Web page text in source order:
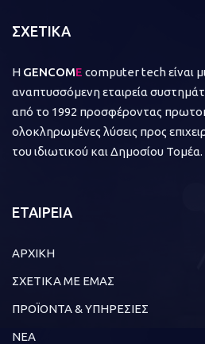
ΣΧΕΤΙΚΑ
Η GENCOME computer tech είναι
αναπτυσσόμενη εταιρεία
από το 1992 προσφέροντας
ολοκληρωμένες λύσεις προς
του ιδιωτικού και Δημοσίου Τομέα.
ΕΤΑΙΡΕΙΑ
ΑΡΧΙΚΗ
ΣΧΕΤΙΚΑ ΜΕ ΕΜΑΣ
ΠΡΟΪΟΝΤΑ & ΥΠΗΡΕΣΙΕΣ
ΝΕΑ